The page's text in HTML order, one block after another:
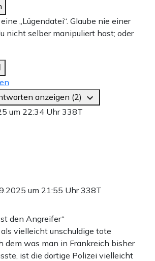
„Lügendatei“. Glaube nie einer
nicht selber manipuliert hast; oder
anzeigen (2)
um 22:34 Uhr338T
um 21:55 Uhr338T
den Angreifer“
als vielleicht unschuldige tote
dem was man in Frankreich bisher
ist die dortige Polizei vielleicht